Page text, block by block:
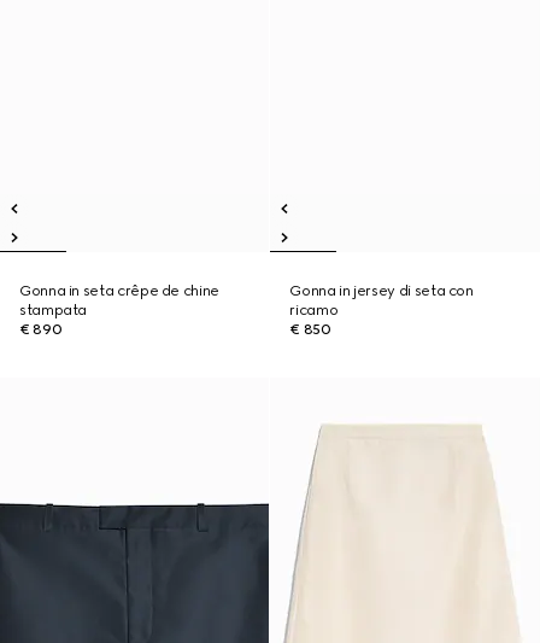
Gonna in seta crêpe de chine
stampata
€ 890
Gonna in jersey di seta con
ricamo
€ 850